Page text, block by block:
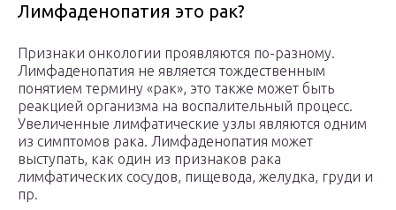
Лимфаденопатия это рак?
Признаки онкологии проявляются по-разному.
Лимфаденопатия не является тождественным
понятием термину «рак», это также может быть
реакцией организма на воспалительный процесс.
Увеличенные лимфатические узлы являются одним
из симптомов рака. Лимфаденопатия может
выступать, как один из признаков рака
лимфатических сосудов, пищевода, желудка, груди и
пр.